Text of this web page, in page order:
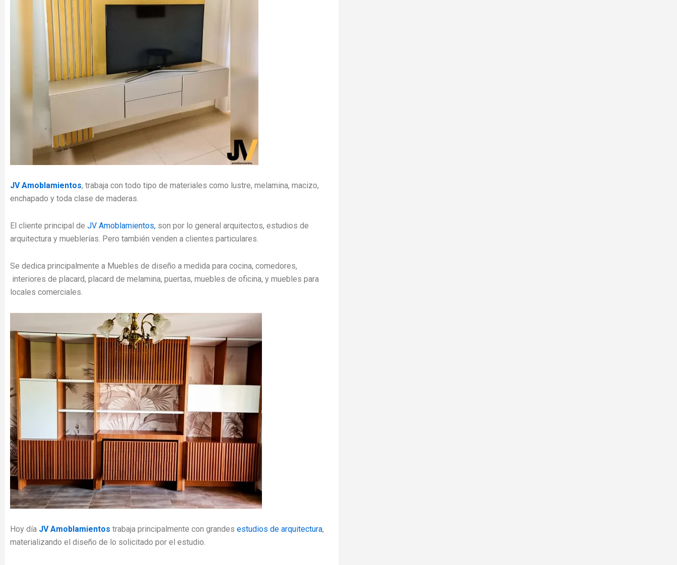
JV Amoblamientos, trabaja con todo tipo de materiales como lustre, melamina, macizo,
enchapado y toda clase de maderas.
El cliente principal de JV Amoblamientos, son por lo general arquitectos, estudios de
arquitectura y mueblerías. Pero también venden a clientes particulares.
Se dedica principalmente a Muebles de diseño a medida para cocina, comedores,
interiores de placard, placard de melamina, puertas, muebles de oficina, y muebles para
locales comerciales.
Hoy día JV Amoblamientos trabaja principalmente con grandes estudios de arquitectura,
materializando el diseño de lo solicitado por el estudio.